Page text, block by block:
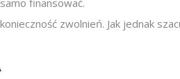
finansować.
zwolnień. Jak jednak